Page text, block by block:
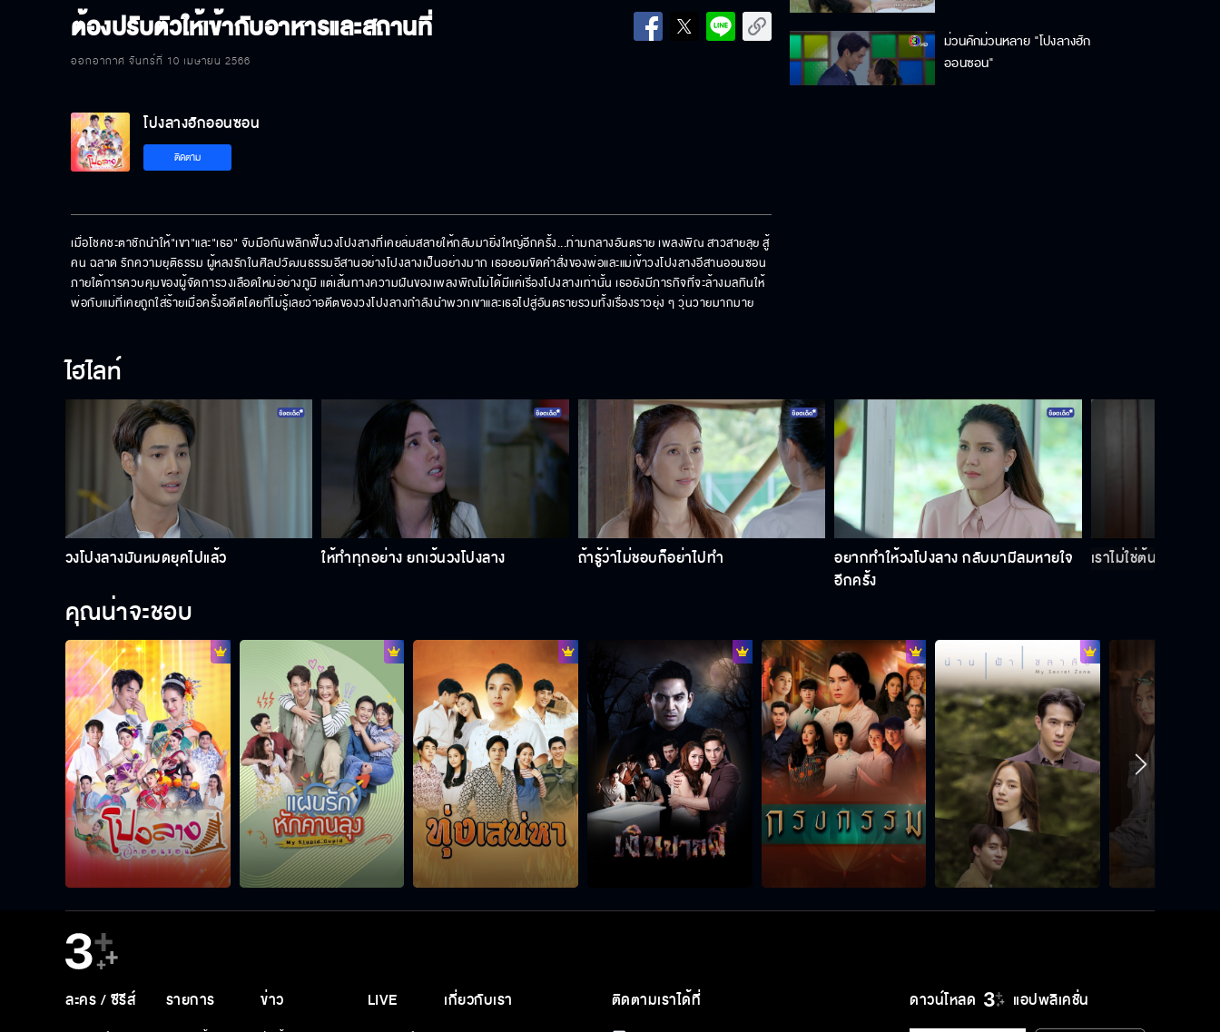
ต้องปรับตัวให้เข้ากับอาหารและสถานที่
ออกอากาศ จันทร์ที่ 10 เมษายน 2566
ม่วนคักม่วนหลาย "โปงลางฮัก
ออนซอน"
โปงลางฮักออนซอน
ติดตาม
เมื่อโชคชะตาชักนำให้"เขา"และ"เธอ" จับมือกันพลิกฟื้นวงโปงลางที่เคยล่มสลายให้กลับมายิ่งใหญ่อีกครั้ง...ท่ามกลางอันตราย เพลงพิณ สาวสายลุย สู้
คน ฉลาด รักความยุติธรรม ผู้หลงรักในศิลปวัฒนธรรมอีสานอย่างโปงลางเป็นอย่างมาก เธอยอมขัดคำสั่งของพ่อและแม่เข้าวงโปงลางอีสานออนซอน
ภายใต้การควบคุมของผู้จัดการวงเลือดใหม่อย่างภูมิ แต่เส้นทางความฝันของเพลงพิณไม่ได้มีแค่เรี่องโปงลางเท่านั้น เธอยังมีภารกิจที่จะล้างมลทินให้
พ่อกับแม่ที่เคยถูกใส่ร้ายเมื่อครั้งอดีตโดยที่ไม่รู้เลยว่าอดีตของวงโปงลางกำลังนำพวกเขาและเธอไปสู่อันตรายรวมทั้งเรื่องราวยุ่ง ๆ วุ่นวายมากมาย
ไฮไลท์
วงโปงลางมันหมดยุคไปแล้ว ให้ทำทุกอย่าง ยกเว้นวงโปงลาง ถ้ารู้ว่าไม่ชอบก็อย่าไปทำ
อยากทำให้วงโปงลาง กลับมามีลมหายใจ
อีกครั้ง
เราไม่ใช่ต้นเหตุ ที่ทำ
คุณน่าจะชอบ
ดาวน์โหลด แอปพลิเคชั่น
ละคร / ซีรีส์ รายการ ข่าว LIVE เกี่ยวกับเรา ติดตามเราได้ที่